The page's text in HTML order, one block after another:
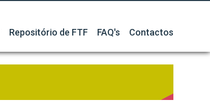
Repositório de FTF FAQ's Contactos